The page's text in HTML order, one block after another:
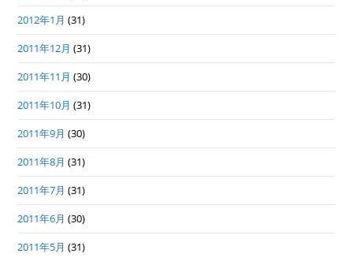
2012年1月 (31)
2011年12月 (31)
2011年11月 (30)
2011年10月 (31)
2011年9月 (30)
2011年8月 (31)
2011年7月 (31)
2011年6月 (30)
2011年5月 (31)